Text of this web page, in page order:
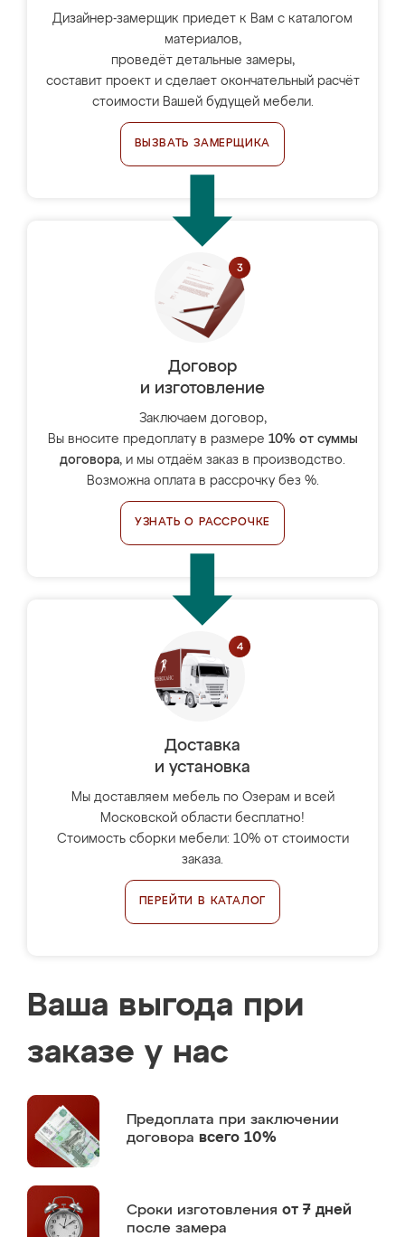
Дизайнер-замерщик приедет к Вам с каталогом
материалов,
проведёт детальные замеры,
составит проект и сделает окончательный расчёт
стоимости Вашей будущей мебели.
ВЫЗВАТЬ ЗАМЕРЩИКА
Договор
и изготовление
Заключаем договор,
Вы вносите предоплату в размере 10% от суммы
договора, и мы отдаём заказ в производство.
Возможна оплата в рассрочку без %.
УЗНАТЬ О РАССРОЧКЕ
Доставка
и установка
Мы доставляем мебель по Озерам и всей
Московской области бесплатно!
Стоимость сборки мебели: 10% от стоимости
заказа.
ПЕРЕЙТИ В КАТАЛОГ
Ваша выгода при
заказе у нас
Предоплата при заключении
договора всего 10%
Сроки изготовления от 7 дней
после замера